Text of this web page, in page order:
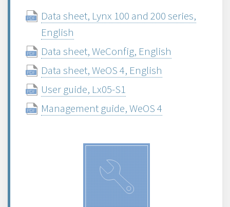
Data sheet, Lynx 100 and 200 series,
English
Data sheet, WeConfig, English
Data sheet, WeOS 4, English
User guide, Lx05-S1
Management guide, WeOS 4